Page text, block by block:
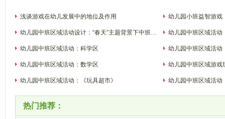
浅谈游戏在幼儿发展中的地位及作用 幼儿园小班益智游戏
幼儿园中班区域活动设计：“春天”主题背景下中班活
幼儿园中班区域活动
幼儿园中班区域活动：科学区 幼儿园中班区域活动
幼儿园中班区域活动：数学区 幼儿园中班区域游戏
幼儿园中班区域活动：《玩具超市》 幼儿园中班区域活动
热门推荐：